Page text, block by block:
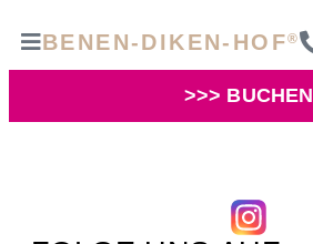
BENEN-DIKEN-HOF®
>>> BUCHEN